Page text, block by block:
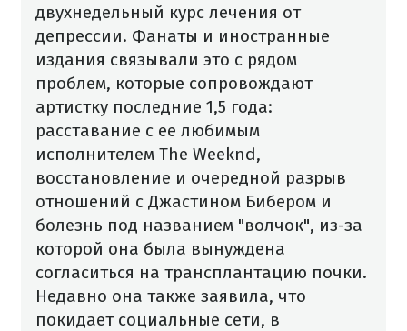
двухнедельный курс лечения от
депрессии. Фанаты и иностранные
издания связывали это с рядом
проблем, которые сопровождают
артистку последние 1,5 года:
расставание с ее любимым
исполнителем The Weeknd,
восстановление и очередной разрыв
отношений с Джастином Бибером и
болезнь под названием "волчок", из-за
которой она была вынуждена
согласиться на трансплантацию почки.
Недавно она также заявила, что
покидает социальные сети, в